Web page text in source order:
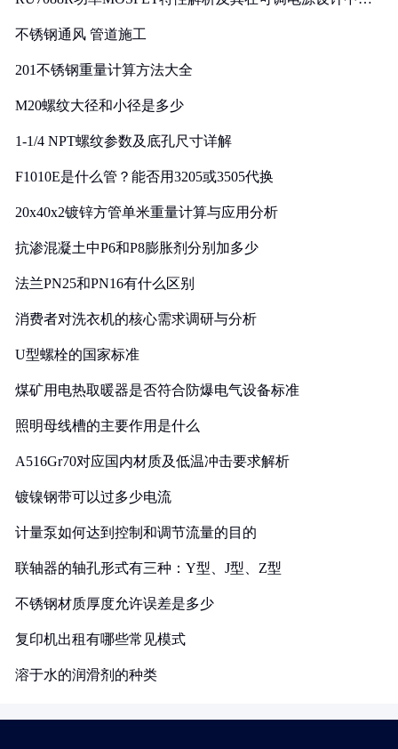
不锈钢通风 管道施工
201不锈钢重量计算方法大全
M20螺纹大径和小径是多少
1-1/4 NPT螺纹参数及底孔尺寸详解
F1010E是什么管？能否用3205或3505代换
20x40x2镀锌方管单米重量计算与应用分析
抗渗混凝土中P6和P8膨胀剂分别加多少
法兰PN25和PN16有什么区别
消费者对洗衣机的核心需求调研与分析
U型螺栓的国家标准
煤矿用电热取暖器是否符合防爆电气设备标准
照明母线槽的主要作用是什么
A516Gr70对应国内材质及低温冲击要求解析
镀镍钢带可以过多少电流
计量泵如何达到控制和调节流量的目的
联轴器的轴孔形式有三种：Y型、J型、Z型
不锈钢材质厚度允许误差是多少
复印机出租有哪些常见模式
溶于水的润滑剂的种类